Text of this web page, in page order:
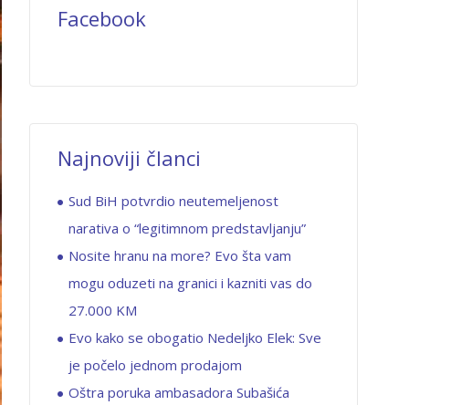
Facebook
Najnoviji članci
Sud BiH potvrdio neutemeljenost
narativa o “legitimnom predstavljanju”
Nosite hranu na more? Evo šta vam
mogu oduzeti na granici i kazniti vas do
27.000 KM
Evo kako se obogatio Nedeljko Elek: Sve
je počelo jednom prodajom
Oštra poruka ambasadora Subašića